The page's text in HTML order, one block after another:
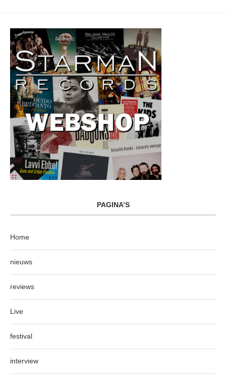
PAGINA’S
Home
nieuws
reviews
Live
festival
interview